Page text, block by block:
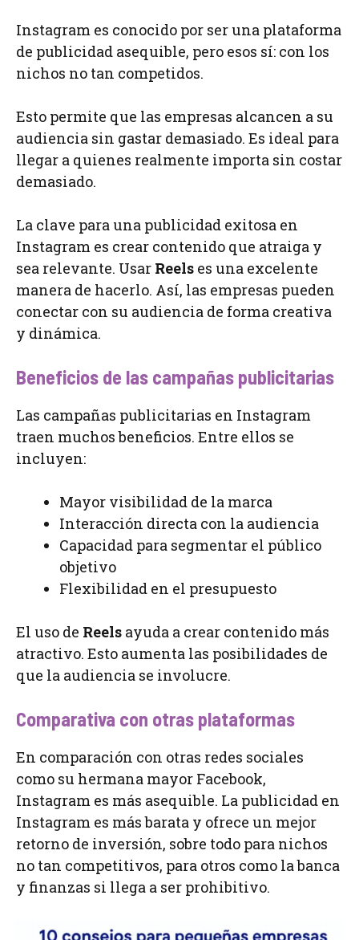
Instagram es conocido por ser una plataforma
de publicidad asequible, pero esos sí: con los
nichos no tan competidos.
Esto permite que las empresas alcancen a su
audiencia sin gastar demasiado. Es ideal para
llegar a quienes realmente importa sin costar
demasiado.
La clave para una publicidad exitosa en
Instagram es crear contenido que atraiga y
sea relevante. Usar Reels es una excelente
manera de hacerlo. Así, las empresas pueden
conectar con su audiencia de forma creativa
y dinámica.
Beneficios de las campañas publicitarias
Las campañas publicitarias en Instagram
traen muchos beneficios. Entre ellos se
incluyen:
Mayor visibilidad de la marca
Interacción directa con la audiencia
Capacidad para segmentar el público
objetivo
Flexibilidad en el presupuesto
El uso de Reels ayuda a crear contenido más
atractivo. Esto aumenta las posibilidades de
que la audiencia se involucre.
Comparativa con otras plataformas
En comparación con otras redes sociales
como su hermana mayor Facebook,
Instagram es más asequible. La publicidad en
Instagram es más barata y ofrece un mejor
retorno de inversión, sobre todo para nichos
no tan competitivos, para otros como la banca
y finanzas si llega a ser prohibitivo.